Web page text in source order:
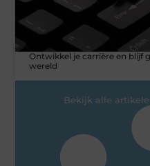
Ontwikkel je carrière en blijf
wereld
Bekijk alle